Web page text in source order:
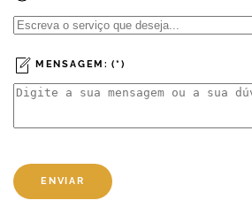
MENSAGEM: (*)
ENVIAR